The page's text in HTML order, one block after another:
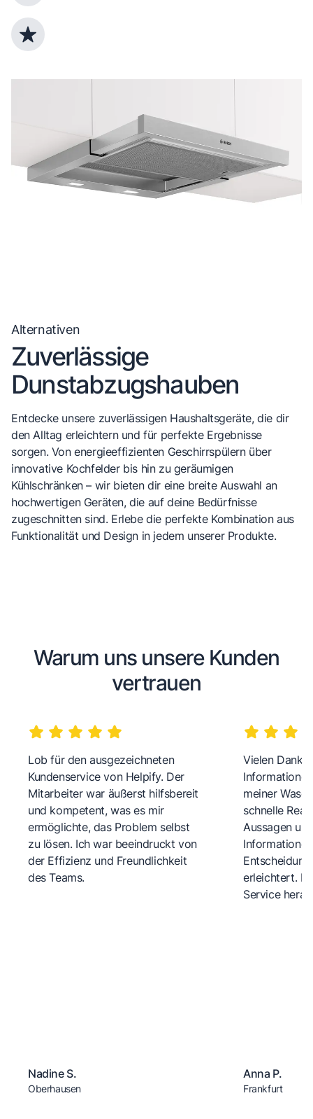
Alternativen
Zuverlässige
Dunstabzugshauben
Entdecke unsere zuverlässigen Haushaltsgeräte, die dir
den Alltag erleichtern und für perfekte Ergebnisse
sorgen. Von energieeffizienten Geschirrspülern über
innovative Kochfelder bis hin zu geräumigen
Kühlschränken – wir bieten dir eine breite Auswahl an
hochwertigen Geräten, die auf deine Bedürfnisse
zugeschnitten sind. Erlebe die perfekte Kombination aus
Funktionalität und Design in jedem unserer Produkte.
Warum uns unsere Kunden
vertrauen
Lob für den ausgezeichneten
Kundenservice von Helpify. Der
Mitarbeiter war äußerst hilfsbereit
und kompetent, was es mir
ermöglichte, das Problem selbst
zu lösen. Ich war beeindruckt von
der Effizienz und Freundlichkeit
des Teams.
Nadine S.
Oberhausen
Vielen Dank
meiner
schnelle
Aussagen
erleichtert.
Service
Anna P.
Frankfurt